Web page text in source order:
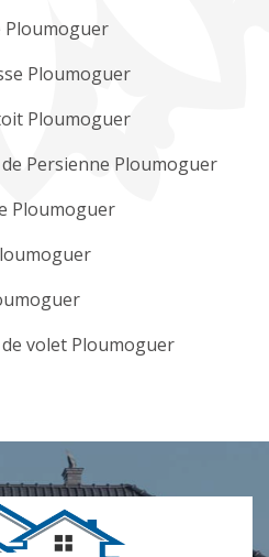
Ploumoguer
Ploumoguer
Ploumoguer
Persienne Ploumoguer
Ploumoguer
volet Ploumoguer